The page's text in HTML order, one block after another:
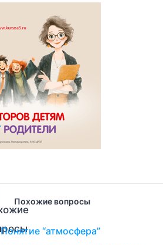
Похожие вопросы
Понятие “атмосфера”